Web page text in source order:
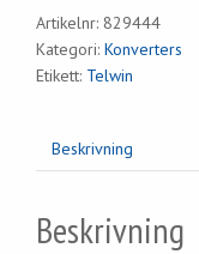
Artikelnr: 829444
Kategori: Konverters
Etikett: Telwin
Beskrivning
Beskrivning